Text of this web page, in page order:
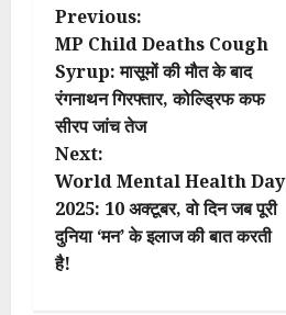
P
o
s
t
n
a
Previous:
MP Child Deaths Cough
Syrup: मासूमों की मौत के बाद
रंगनाथन गिरफ्तार, कोल्ड्रिफ कफ
सीरप जांच तेज
Next:
World Mental Health Day
2025: 10 अक्टूबर, वो दिन जब पूरी
दुनिया ‘मन’ के इलाज की बात करती
है!